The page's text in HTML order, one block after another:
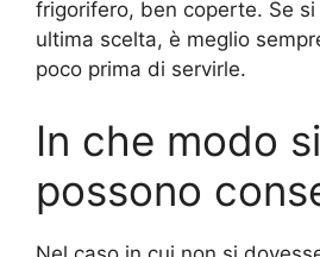
frigorifero, ben coperte. Se
ultima scelta, è meglio
poco prima di servirle.
In che modo si
possono